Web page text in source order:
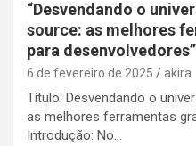
“Desvendando o
source: as melhores
para desenvolvedores”
6 de fevereiro de 2025 akira
Título: Desvendando o
as melhores ferramentas
Introdução: No…